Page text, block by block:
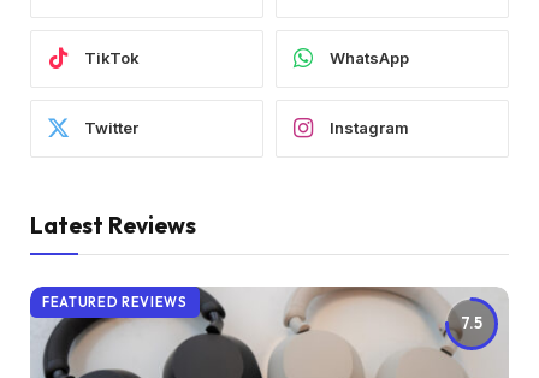
TikTok WhatsApp
Twitter Instagram
Latest Reviews
7.5
FEATURED REVIEWS